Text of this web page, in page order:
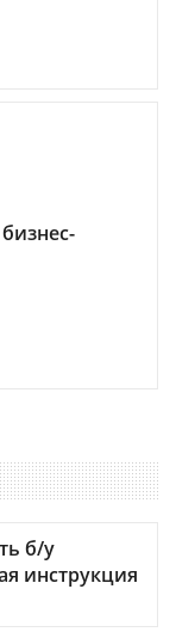
б/у
инструкция